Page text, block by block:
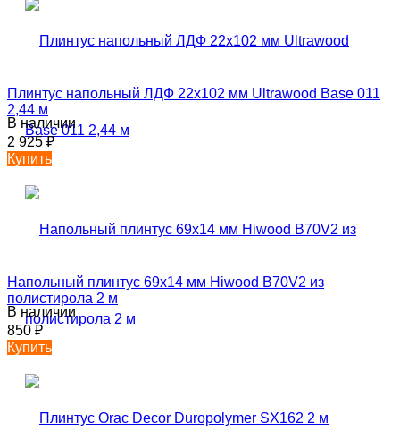
Плинтус напольный ЛДФ 22х102 мм Ultrawood Base 011
2,44 м
В наличии
2 925₽
Купить
Напольный плинтус 69х14 мм Hiwood B70V2 из
полистирола 2 м
В наличии
850₽
Купить